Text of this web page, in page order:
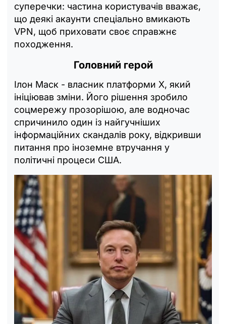
суперечки: частина користувачів вважає,
що деякі акаунти спеціально вмикають
VPN, щоб приховати своє справжнє
походження.
Головний герой
Ілон Маск - власник платформи X, який
ініціював зміни. Його рішення зробило
соцмережу прозорішою, але водночас
спричинило один із найгучніших
інформаційних скандалів року, відкривши
питання про іноземне втручання у
політичні процеси США.